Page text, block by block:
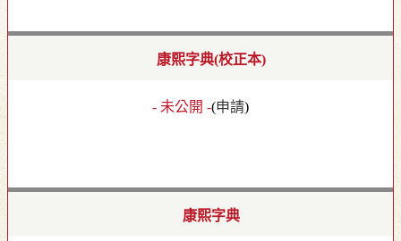
康熙字典(校正本)
- 未公開 -(申請)
康熙字典